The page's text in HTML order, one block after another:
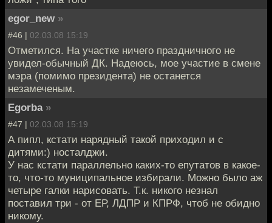
egor_new »
#46 | 02.03.08 15:19
Отметился. На участке ничего праздничного не
увидел-обычный ДК. Надеюсь, мое участие в смене
мэра (помимо президента) не останется
незамеченым.
Egorba »
#47 | 02.03.08 15:19
А пипл, кстати нарядный такой приходил и с
дитями:) носталджи.
У нас кстати параллельно каких-то епутатов в какое-
то, что-то муниципальное избирали. Можно было аж
четыре галки нарисовать. Т.к. никого незнал
поставил три - от ЕР, ЛДПР и КПРФ, чтоб не обидно
никому.